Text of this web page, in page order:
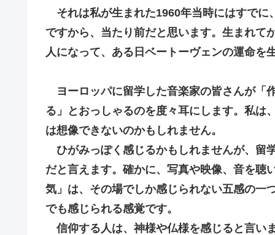
それは私が生まれた1960年当時にはすでに
ですから、当たり前だと思います。生まれて
人になって、ある日ベートーヴェンの運命を
ヨーロッパに留学した音楽家の皆さんが「
る」とおっしゃるのを度々耳にします。私は
は想像できないのかもしれません。
ひがみっぽく感じるかもしれませんが、留
だと言えます。確かに、写真や映像、音を聴
気」は、その場でしか感じられない五感の一
でも感じられる感覚です。
信仰する人は、神様や仏様を感じると言い